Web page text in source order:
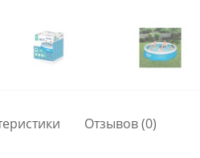
Отзывов (0)